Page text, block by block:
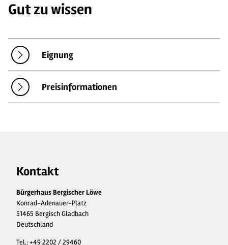
Gut zu wissen
Eignung
Preisinformationen
Kontakt
Bürgerhaus Bergischer Löwe
Konrad-Adenauer-Platz
51465 Bergisch Gladbach
Deutschland
Tel.:+49 2202 / 29460